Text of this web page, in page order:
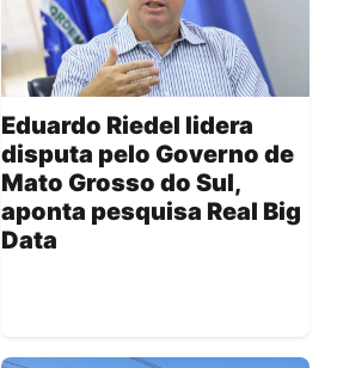
Eduardo Riedel lidera
disputa pelo Governo de
Mato Grosso do Sul,
aponta pesquisa Real Big
Data